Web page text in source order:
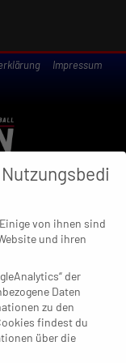
Impressum
Gelpe und
Sieger
von ihnen sind
und ihren
der
Daten
zu den
findest du
über die